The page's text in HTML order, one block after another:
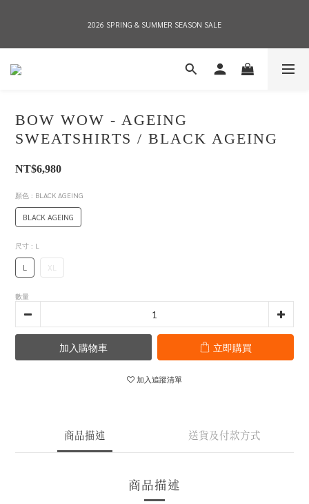
2026 SPRING & SUMMER SEASON SALE
2026 SPRING & SUMMER SEASON SALE
全店消費滿NT$8,000 享有7-11店到店免運費，NT$10,000店到店與宅配到府免運費
2026 SPRING & SUMMER SEASON SALE
BOW WOW - AGEING
SWEATSHIRTS / BLACK AGEING
NT$6,980
顏色 : BLACK AGEING
BLACK AGEING
尺寸 : L
L XL
數量
加入購物車 立即購買
加入追蹤清單
商品描述 送貨及付款方式
商品描述